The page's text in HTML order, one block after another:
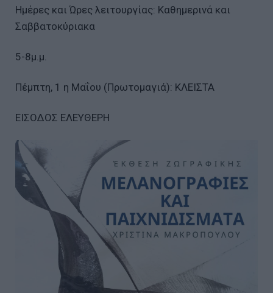
Ημέρες και Ώρες λειτουργίας: Καθημερινά και
Σαββατοκύριακα
5-8μ.μ.
Πέμπτη, 1 η Μαΐου (Πρωτομαγιά): ΚΛΕΙΣΤΑ
ΕΙΣΟΔΟΣ ΕΛΕΥΘΕΡΗ